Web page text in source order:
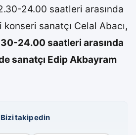
24.00 saatleri arasında
sanatçı Celal Abacı,
24.00 saatleri arasında
sanatçı Edip Akbayram
Bizi takip edin